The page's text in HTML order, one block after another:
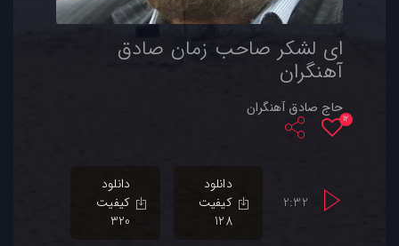
ای لشکر صاحب زمان صادق
آهنگران
حاج صادق آهنگران
12
2:32
دانلود
کیفیت
128
دانلود
کیفیت
320